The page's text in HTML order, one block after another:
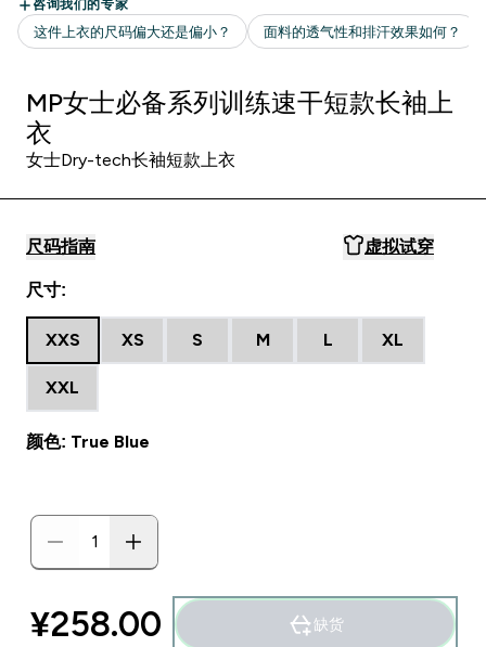
MP女士必备系列训练速干短款长袖上
衣
女士Dry-tech长袖短款上衣
尺码指南 虚拟试穿
尺寸:
XXS XS S M L XL
XXL
颜色: True Blue
¥258.00‎ 缺货